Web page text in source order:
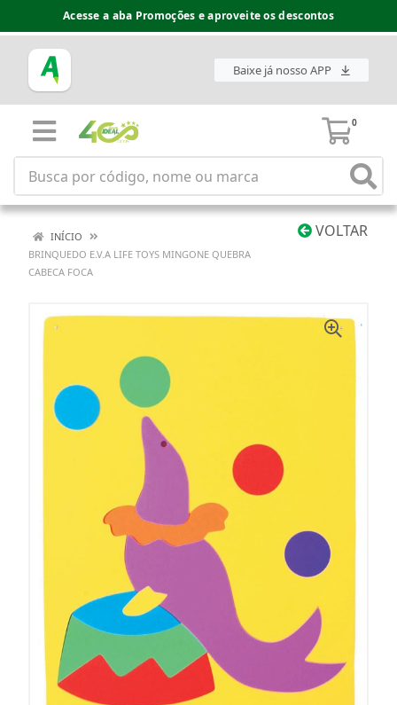
Acesse a aba Promoções e aproveite os descontos
Baixe já nosso APP
0
VOLTAR
INÍCIO
BRINQUEDO E.V.A LIFE TOYS MINGONE QUEBRA
CABECA FOCA